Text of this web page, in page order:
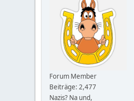
Forum Member
Beiträge: 2,477
Nazis? Na und,